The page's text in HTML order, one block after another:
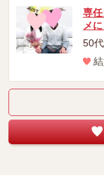
専
メ
50